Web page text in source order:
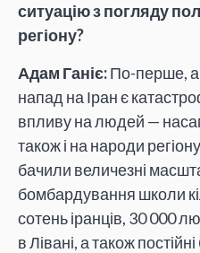
ситуацію з погляду
регіону?
Адам Ганіє:По-перше,
напад на Іран є
впливу на людей —
також і на народи
бачили величезні
бомбардування школи
сотень іранців, 30 000
в Лівані, а також